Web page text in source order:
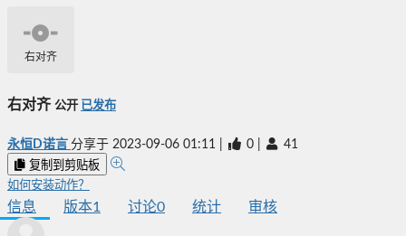
右对齐
右对齐 公开 已发布
永恒D诺言 分享于 2023-09-06 01:11 0 41
复制到剪贴板
如何安装动作？
信息 版本1 讨论0 统计 审核